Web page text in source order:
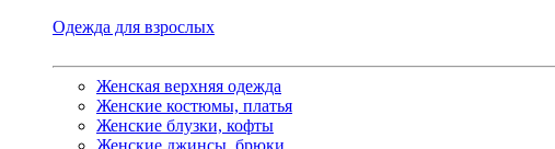
Одежда для взрослых
Женская верхняя одежда
Женские костюмы, платья
Женские блузки, кофты
Женские джинсы, брюки